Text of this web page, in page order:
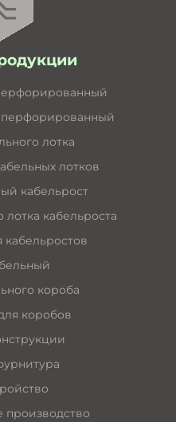
лотка
лотков
кабельрост
кабельроста
кабельростов
короба
коробов